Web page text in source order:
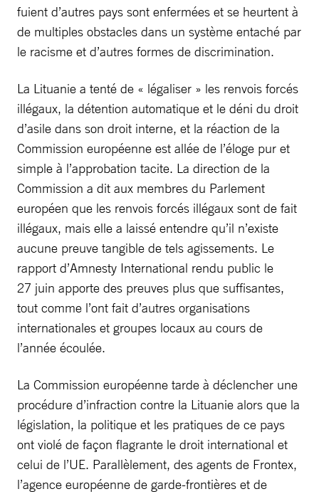
fuient d’autres pays sont enfermées et se heurtent à
de multiples obstacles dans un système entaché par
le racisme et d’autres formes de discrimination.
La Lituanie a tenté de « légaliser » les renvois forcés
illégaux, la détention automatique et le déni du droit
d’asile dans son droit interne, et la réaction de la
Commission européenne est allée de l’éloge pur et
simple à l’approbation tacite. La direction de la
Commission a dit aux membres du Parlement
européen que les renvois forcés illégaux sont de fait
illégaux, mais elle a laissé entendre qu’il n’existe
aucune preuve tangible de tels agissements. Le
rapport d’Amnesty International rendu public le
27 juin apporte des preuves plus que suffisantes,
tout comme l’ont fait d’autres organisations
internationales et groupes locaux au cours de
l’année écoulée.
La Commission européenne tarde à déclencher une
procédure d’infraction contre la Lituanie alors que la
législation, la politique et les pratiques de ce pays
ont violé de façon flagrante le droit international et
celui de l’UE. Parallèlement, des agents de Frontex,
l’agence européenne de garde-frontières et de